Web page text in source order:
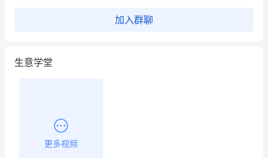
加入群聊
生意学堂
更多视频